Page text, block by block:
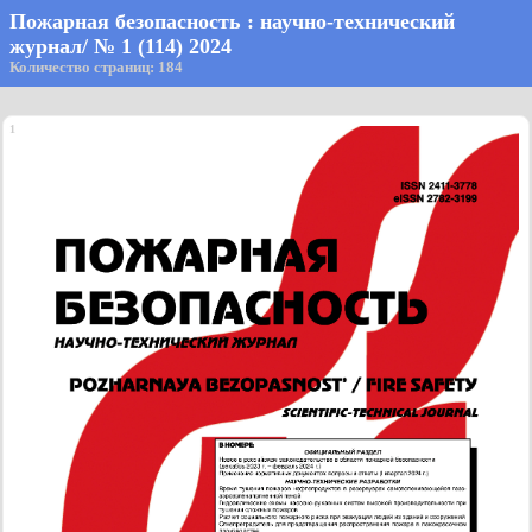
Пожарная безопасность : научно-технический
журнал/ № 1 (114) 2024
Количество страниц: 184
1